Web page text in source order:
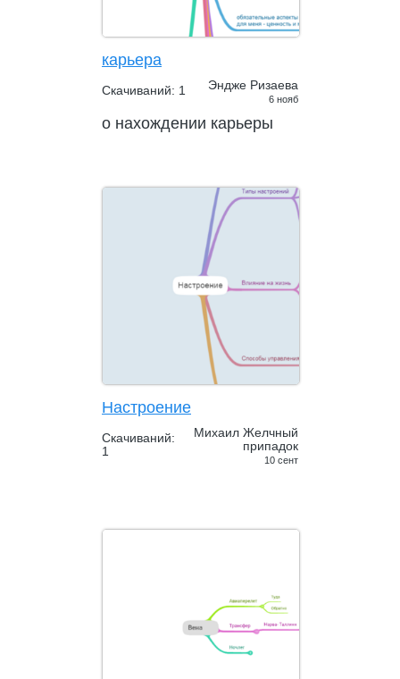
карьера
Скачиваний: 1 Эндже Ризаева
6 нояб
о нахождении карьеры
Настроение
Скачиваний:
1
Михаил Желчный
припадок
10 сент